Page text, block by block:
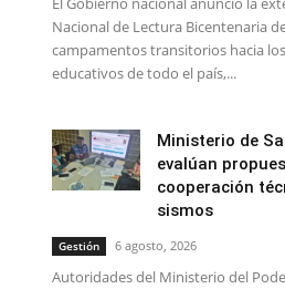
Nacional de Lectura Bicentenaria
campamentos transitorios hacia
educativos de todo el país,...
Ministerio de
evalúan
cooperación
sismos
Gestión 6 agosto, 2026
Autoridades del Ministerio del